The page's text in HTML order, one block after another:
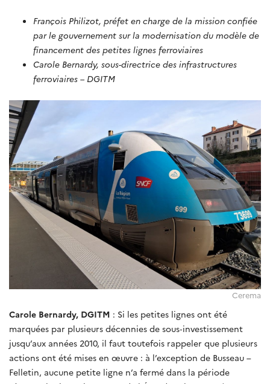
François Philizot, préfet en charge de la mission confiée
par le gouvernement sur la modernisation du modèle de
financement des petites lignes ferroviaires
Carole Bernardy, sous-directrice des infrastructures
ferroviaires – DGITM
Cerema
Carole Bernardy, DGITM : Si les petites lignes ont été
marquées par plusieurs décennies de sous‑investissement
jusqu’aux années 2010, il faut toutefois rappeler que plusieurs
actions ont été mises en œuvre : à l’exception de Busseau –
Felletin, aucune petite ligne n’a fermé dans la période